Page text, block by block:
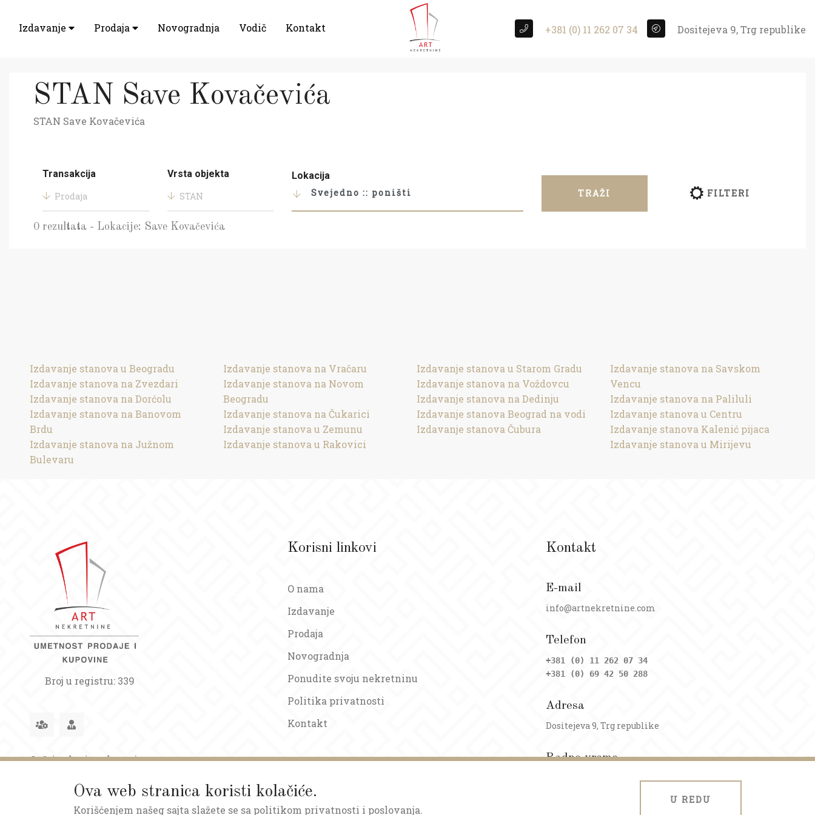
Izdavanje Prodaja Novogradnja Vodič Kontakt +381 (0) 11 262 07 34 Dositejeva 9, Trg republike
Ova web stranica koristi kolačiće.
Korišćenjem našeg sajta slažete se sa politikom privatnosti i poslovanja.
U REDU
STAN Save Kovačevića
STAN Save Kovačevića
Transakcija
Prodaja
Vrsta objekta
STAN
Lokacija
Svejedno :: poništi
TRAŽI FILTERI
0 rezultata - Lokacije: Save Kovačevića
Izdavanje stanova u Beogradu
Izdavanje stanova na Zvezdari
Izdavanje stanova na Dorćolu
Izdavanje stanova na Banovom
Brdu
Izdavanje stanova na Južnom
Bulevaru
Izdavanje stanova na Vračaru
Izdavanje stanova na Novom
Beogradu
Izdavanje stanova na Čukarici
Izdavanje stanova u Zemunu
Izdavanje stanova u Rakovici
Izdavanje stanova u Starom Gradu
Izdavanje stanova na Voždovcu
Izdavanje stanova na Dedinju
Izdavanje stanova Beograd na vodi
Izdavanje stanova Čubura
Izdavanje stanova na Savskom
Vencu
Izdavanje stanova na Paliluli
Izdavanje stanova u Centru
Izdavanje stanova Kalenić pijaca
Izdavanje stanova u Mirijevu
Broj u registru: 339
Opšti uslovi poslovanja
Korisni linkovi
O nama
Izdavanje
Prodaja
Novogradnja
Ponudite svoju nekretninu
Politika privatnosti
Kontakt
Kontakt
E-mail
info@artnekretnine.com
Telefon
+381 (0) 11 262 07 34
+381 (0) 69 42 50 288
Adresa
Dositejeva 9, Trg republike
Radno vreme
Ponedeljak - petak: 09 - 20h